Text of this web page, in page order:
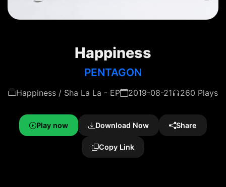
Happiness
PENTAGON
Happiness / Sha La La - EP 2019-08-21 260 Plays
Play now Download Now Share
Copy Link